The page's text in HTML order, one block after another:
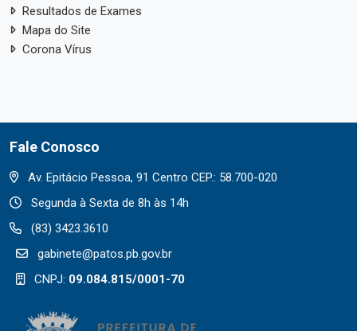
Resultados de Exames
Mapa do Site
Corona Vírus
Fale Conosco
Av. Epitácio Pessoa, 91 Centro CEP.: 58.700-020
Segunda à Sexta de 8h às 14h
(83) 3423.3610
gabinete@patos.pb.gov.br
CNPJ: 09.084.815/0001-70